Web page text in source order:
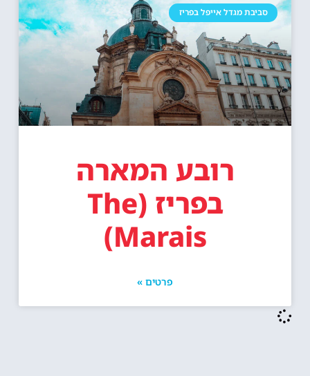
סביבת מגדל אייפל בפריז
רובע המארה
בפריז (The
Marais)
פרטים »